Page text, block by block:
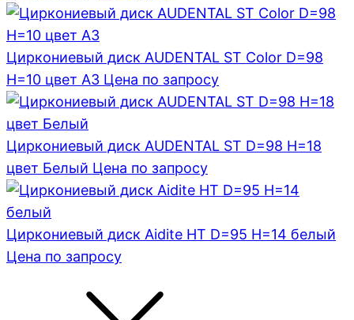
Циркониевый диск AUDENTAL ST Color D=98
H=10 цвет A3 Цена по запросу
Циркониевый диск AUDENTAL ST D=98 H=18
цвет Белый Цена по запросу
Циркониевый диск Aidite HT D=95 H=14 белый
Цена по запросу